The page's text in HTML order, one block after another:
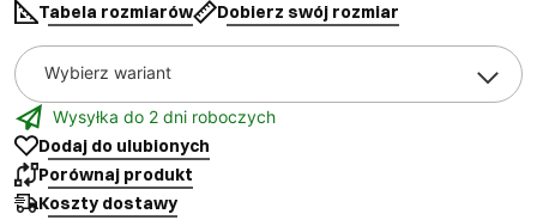
Tabela rozmiarów Dobierz swój rozmiar
Wybierz wariant
Wysyłka do 2 dni roboczych
Dodaj do ulubionych
Porównaj produkt
Koszty dostawy